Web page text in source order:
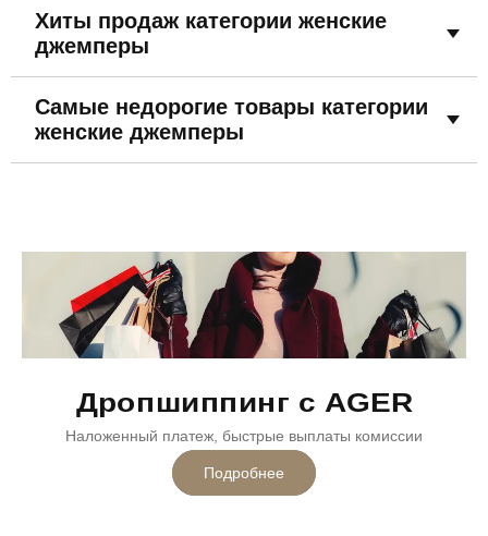
Хиты продаж категории женские
джемперы
Самые недорогие товары категории
женские джемперы
Дропшиппинг с AGER
Наложенный платеж, быстрые выплаты комиссии
Подробнее